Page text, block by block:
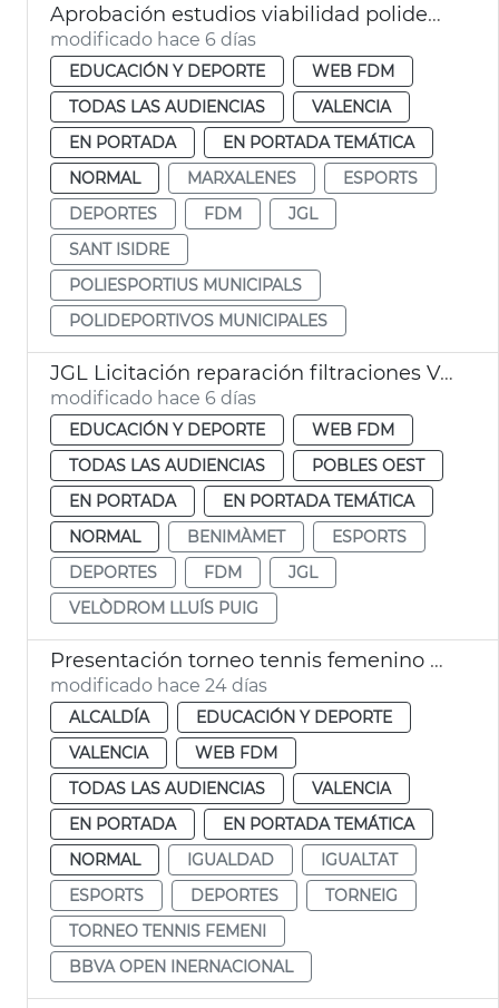
Aprobación estudios viabilidad polideportivos San Isidro Marxalenes
modificado hace 6 días
EDUCACIÓN Y DEPORTE
WEB FDM
TODAS LAS AUDIENCIAS
VALENCIA
EN PORTADA
EN PORTADA TEMÁTICA
NORMAL
MARXALENES
ESPORTS
DEPORTES
FDM
JGL
SANT ISIDRE
POLIESPORTIUS MUNICIPALS
POLIDEPORTIVOS MUNICIPALES
JGL Licitación reparación filtraciones Velódromo València
modificado hace 6 días
EDUCACIÓN Y DEPORTE
WEB FDM
TODAS LAS AUDIENCIAS
POBLES OEST
EN PORTADA
EN PORTADA TEMÁTICA
NORMAL
BENIMÀMET
ESPORTS
DEPORTES
FDM
JGL
VELÒDROM LLUÍS PUIG
Presentación torneo tennis femenino BBVA Open Internacional
modificado hace 24 días
ALCALDÍA
EDUCACIÓN Y DEPORTE
VALENCIA
WEB FDM
TODAS LAS AUDIENCIAS
VALENCIA
EN PORTADA
EN PORTADA TEMÁTICA
NORMAL
IGUALDAD
IGUALTAT
ESPORTS
DEPORTES
TORNEIG
TORNEO TENNIS FEMENI
BBVA OPEN INERNACIONAL